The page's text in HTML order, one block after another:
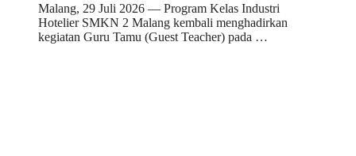
Malang, 29 Juli 2026 — Program Kelas Industri
Hotelier SMKN 2 Malang kembali menghadirkan
kegiatan Guru Tamu (Guest Teacher) pada …